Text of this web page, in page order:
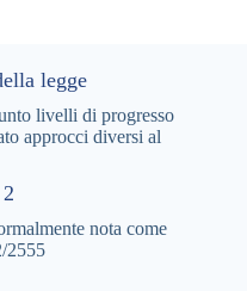
legge
livelli di progresso
approcci diversi al
nota come
2555